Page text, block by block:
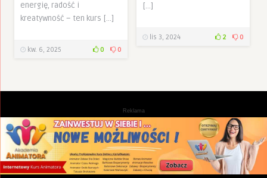
energię, radość i
kreatywność – ten kurs […]
kw. 6, 2025 0 0
[…]
lis 3, 2024 2 0
Reklama